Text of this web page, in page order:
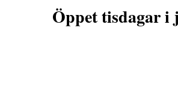
Öppet tisdagar i